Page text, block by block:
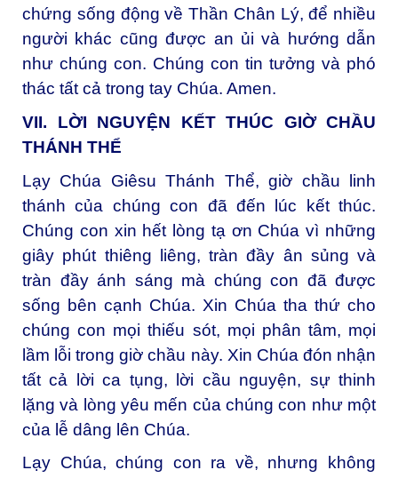
chứng sống động về Thần Chân Lý, để nhiều
người khác cũng được an ủi và hướng dẫn
như chúng con. Chúng con tin tưởng và phó
thác tất cả trong tay Chúa. Amen.
VII. LỜI NGUYỆN KẾT THÚC GIỜ CHẦU
THÁNH THỂ
Lạy Chúa Giêsu Thánh Thể, giờ chầu linh
thánh của chúng con đã đến lúc kết thúc.
Chúng con xin hết lòng tạ ơn Chúa vì những
giây phút thiêng liêng, tràn đầy ân sủng và
tràn đầy ánh sáng mà chúng con đã được
sống bên cạnh Chúa. Xin Chúa tha thứ cho
chúng con mọi thiếu sót, mọi phân tâm, mọi
lầm lỗi trong giờ chầu này. Xin Chúa đón nhận
tất cả lời ca tụng, lời cầu nguyện, sự thinh
lặng và lòng yêu mến của chúng con như một
của lễ dâng lên Chúa.
Lạy Chúa, chúng con ra về, nhưng không